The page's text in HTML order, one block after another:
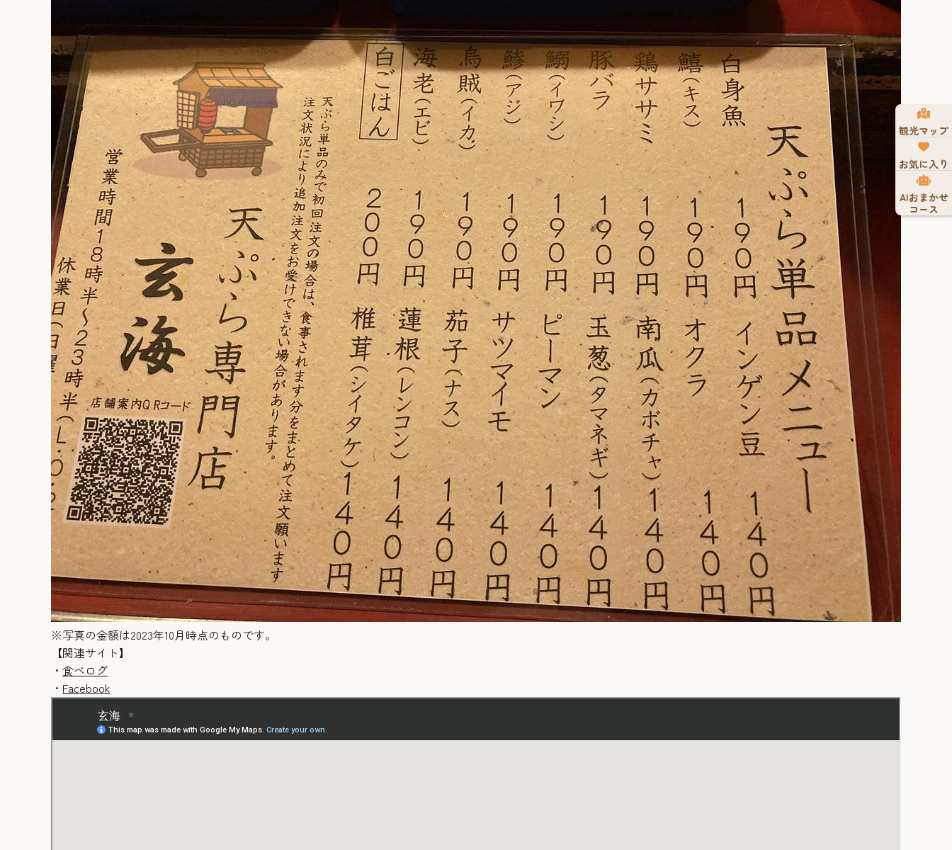
※写真の金額は2023年10月時点のものです。
【関連サイト】
・ 食べログ
・ Facebook
観光マップ
お気に入り
AIおまかせ
コース